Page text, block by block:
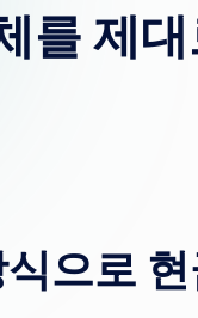
를 제
으로